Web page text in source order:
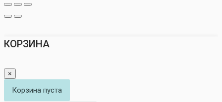
КОРЗИНА
×
Корзина пуста